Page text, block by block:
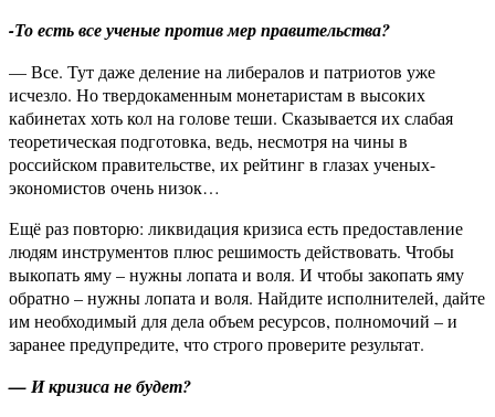
-То есть все ученые против мер правительства?
— Все. Тут даже деление на либералов и патриотов уже
исчезло. Но твердокаменным монетаристам в высоких
кабинетах хоть кол на голове теши. Сказывается их слабая
теоретическая подготовка, ведь, несмотря на чины в
российском правительстве, их рейтинг в глазах ученых-
экономистов очень низок…
Ещё раз повторю: ликвидация кризиса есть предоставление
людям инструментов плюс решимость действовать. Чтобы
выкопать яму – нужны лопата и воля. И чтобы закопать яму
обратно – нужны лопата и воля. Найдите исполнителей, дайте
им необходимый для дела объем ресурсов, полномочий – и
заранее предупредите, что строго проверите результат.
— И кризиса не будет?